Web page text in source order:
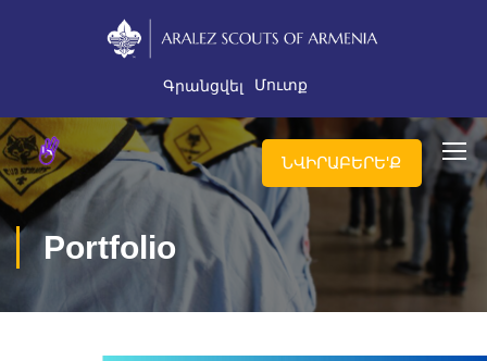
Գրանցվել Մուտք
ՆՎԻՐԱԲԵՐԵ'Ք
Portfolio